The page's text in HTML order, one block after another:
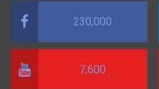
230,000
7,600